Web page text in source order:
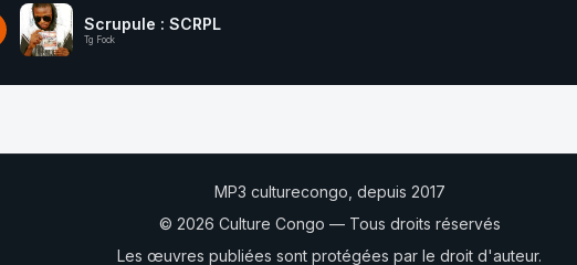
Scrupule : SCRPL
Tg Fock
MP3 culturecongo, depuis 2017
© 2026 Culture Congo — Tous droits réservés
Les œuvres publiées sont protégées par le droit d'auteur.